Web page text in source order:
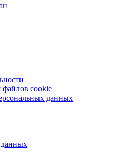
файлов cookie
данных